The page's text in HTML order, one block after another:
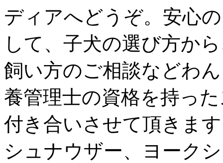
ご遠方からいらっしゃるお客様へ
私達は自然の中でわんちゃんを遊ばせる事を一番大事に
その為、近くに公共交通機関がない場所にございます
レンタカーでいらっしゃる際
また、JR鞍手駅までいらっしゃった場合は
代金を最大5000円までこちらで負担させていただきます
※当日領収書を必ずお持ちください
※成約特典となりますので、お迎えを見送られた場合レ
見学可能時間 月～日曜日 11時～17時
◆
頭金もしくは成約が決まり次第、ご見学予定の方は
◆成約が決まってから一週間以内のお迎えとなりますの
ディアへどうぞ。安心
して、子犬の選び方か
飼い方のご相談などわ
養管理士の資格を持っ
付き合いさせて頂きま
シュナウザー、ヨーク